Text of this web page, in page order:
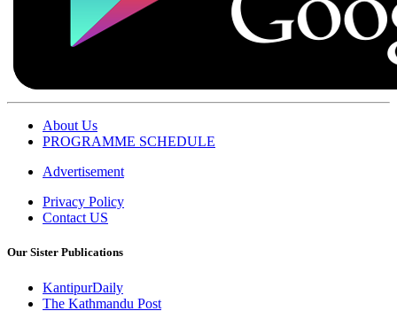
About Us
PROGRAMME SCHEDULE
Advertisement
Privacy Policy
Contact US
Our Sister Publications
KantipurDaily
The Kathmandu Post